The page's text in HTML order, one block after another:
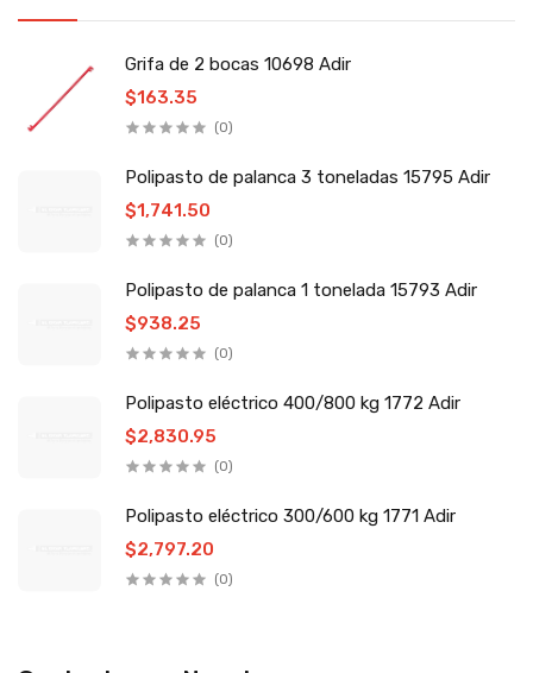
Grifa de 2 bocas 10698 Adir
$163.35
(0)
Polipasto de palanca 3 toneladas 15795 Adir
$1,741.50
(0)
Polipasto de palanca 1 tonelada 15793 Adir
$938.25
(0)
Polipasto eléctrico 400/800 kg 1772 Adir
$2,830.95
(0)
Polipasto eléctrico 300/600 kg 1771 Adir
$2,797.20
(0)